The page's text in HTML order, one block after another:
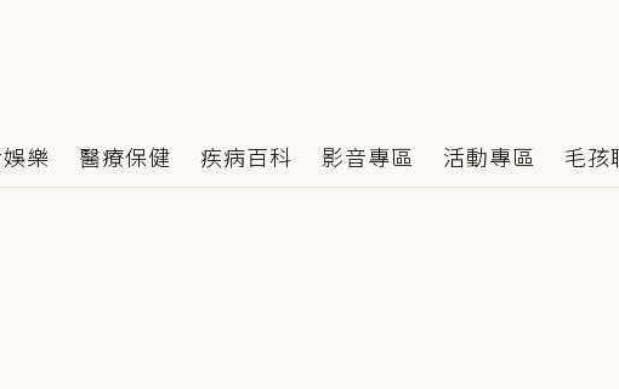
樂 醫療保健 疾病百科 影音專區 活動專區 毛孩